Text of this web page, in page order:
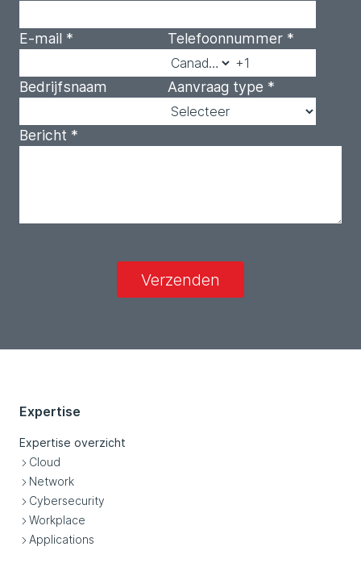
E-mail * Telefoonnummer *
Bedrijfsnaam Aanvraag type *
Bericht *
Verzenden
Expertise
Expertise overzicht
Cloud
Network
Cybersecurity
Workplace
Applications